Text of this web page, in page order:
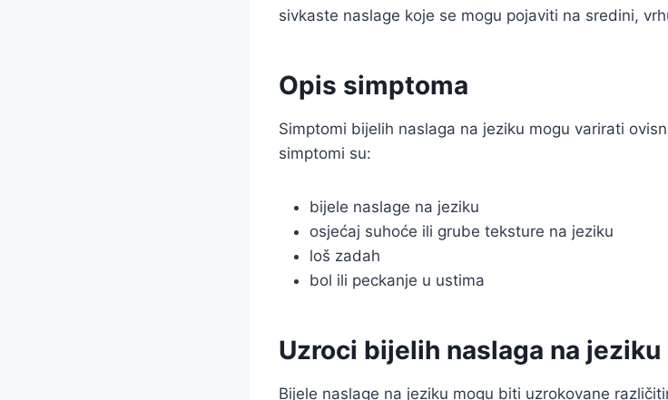
sivkaste naslage koje se mogu pojaviti na sredini,
Opis simptoma
Simptomi bijelih naslaga na jeziku mogu varirati
simptomi su:
bijele naslage na jeziku
osjećaj suhoće ili grube teksture na jeziku
loš zadah
bol ili peckanje u ustima
Uzroci bijelih naslaga na jeziku
Bijele naslage na jeziku mogu biti uzrokovane